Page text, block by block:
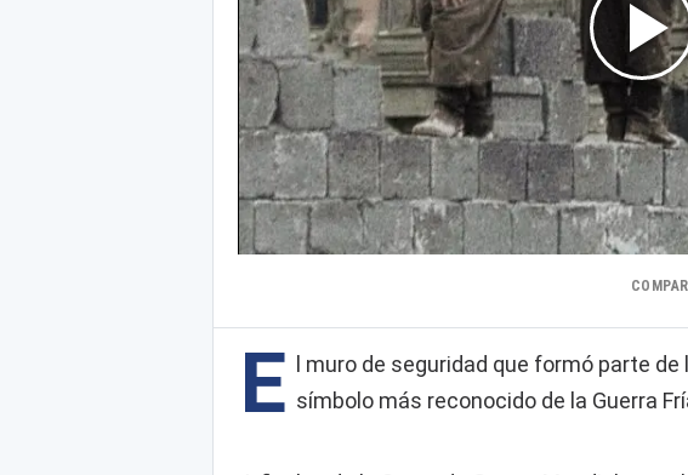
E
l muro de seguridad que formó parte
símbolo más reconocido de la Guerra